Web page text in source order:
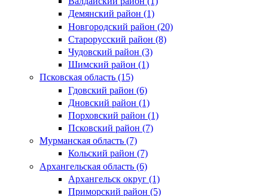
Демянский район (1)
Новгородский район (20)
Старорусский район (8)
Чудовский район (3)
Шимский район (1)
Псковская область (15)
Гдовский район (6)
Дновский район (1)
Порховский район (1)
Псковский район (7)
Мурманская область (7)
Кольский район (7)
Архангельская область (6)
Архангельск округ (1)
Приморский район (5)